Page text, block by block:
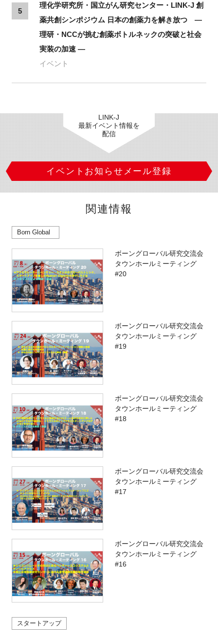
5
理化学研究所・国立がん研究センター・LINK-J 創
薬共創シンポジウム 日本の創薬力を解き放つ ―
理研・NCCが挑む創薬ボトルネックの突破と社会
実装の加速 ―
イベント
LINK-J
最新イベント情報を
配信
イベントお知らせメール登録
関連情報
Born Global
ボーングローバル研究交流会
タウンホールミーティング
#20
ボーングローバル研究交流会
タウンホールミーティング
#19
ボーングローバル研究交流会
タウンホールミーティング
#18
ボーングローバル研究交流会
タウンホールミーティング
#17
ボーングローバル研究交流会
タウンホールミーティング
#16
スタートアップ